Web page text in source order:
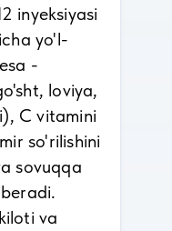
inyeksiyasi
yo'l-
-
loviya,
C vitamini
so'rilishini
sovuqqa
va